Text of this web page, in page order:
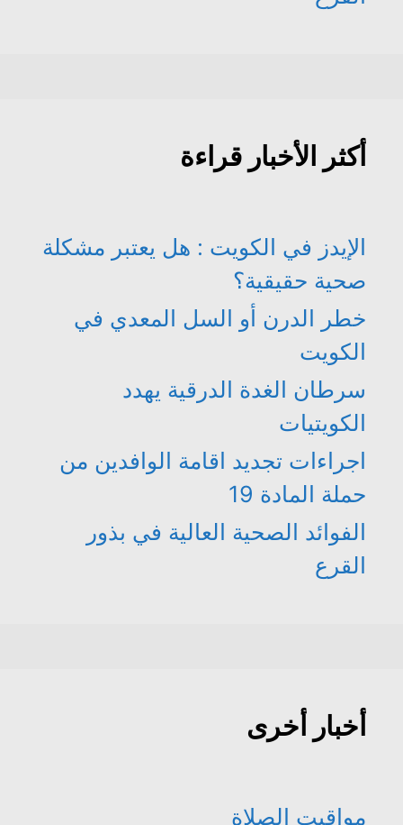
أكثر الأخبار قراءة
الإيدز في الكويت : هل يعتبر مشكلة
صحية حقيقية؟
خطر الدرن أو السل المعدي في
الكويت
سرطان الغدة الدرقية يهدد
الكويتيات
اجراءات تجديد اقامة الوافدين من
حملة المادة 19
الفوائد الصحية العالية في بذور
القرع
أخبار أخرى
مواقيت الصلاة